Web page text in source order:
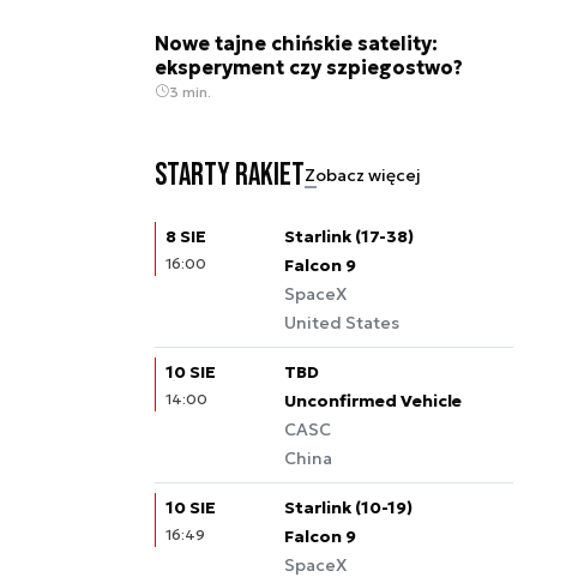
Nowe tajne chińskie satelity:
eksperyment czy szpiegostwo?
3 min.
Starty rakietZobacz więcej
8 SIE
16:00
Starlink (17-38)
Falcon 9
SpaceX
United States
10 SIE
14:00
TBD
Unconfirmed Vehicle
CASC
China
10 SIE
16:49
Starlink (10-19)
Falcon 9
SpaceX